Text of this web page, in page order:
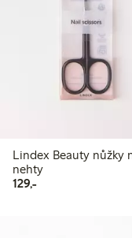
Lindex Beauty nůžky na
nehty
129,-129,00 Kč